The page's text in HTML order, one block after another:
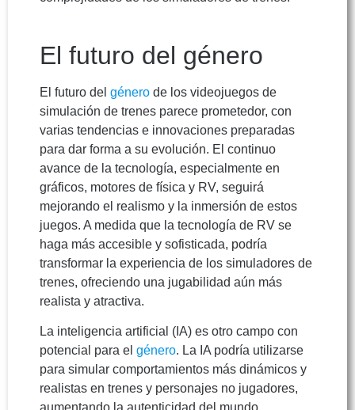
El futuro del género
El futuro del género de los videojuegos de
simulación de trenes parece prometedor, con
varias tendencias e innovaciones preparadas
para dar forma a su evolución. El continuo
avance de la tecnología, especialmente en
gráficos, motores de física y RV, seguirá
mejorando el realismo y la inmersión de estos
juegos. A medida que la tecnología de RV se
haga más accesible y sofisticada, podría
transformar la experiencia de los simuladores de
trenes, ofreciendo una jugabilidad aún más
realista y atractiva.
La inteligencia artificial (IA) es otro campo con
potencial para el género. La IA podría utilizarse
para simular comportamientos más dinámicos y
realistas en trenes y personajes no jugadores,